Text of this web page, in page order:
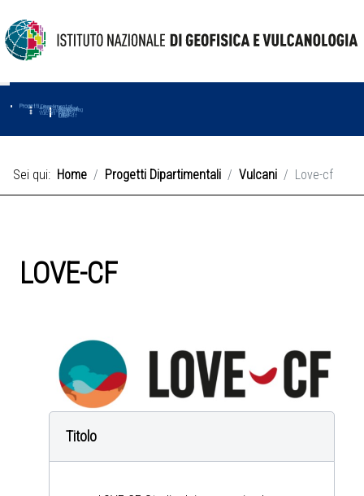
Progetti
Progetti Dipartimentali
AmbienteAmused
Macmap
Tropomag
TerremotiFurther
Muse
Vulcani First
Impact
Love-cf
Uno
Sei qui: Home Progetti Dipartimentali Vulcani Love-cf
LOVE-CF
Titolo